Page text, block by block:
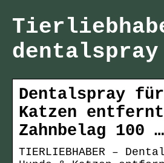
dentalspray
Dentalspray für
Katzen entfernt
Zahnbelag 100 …
TIERLIEBHABER –